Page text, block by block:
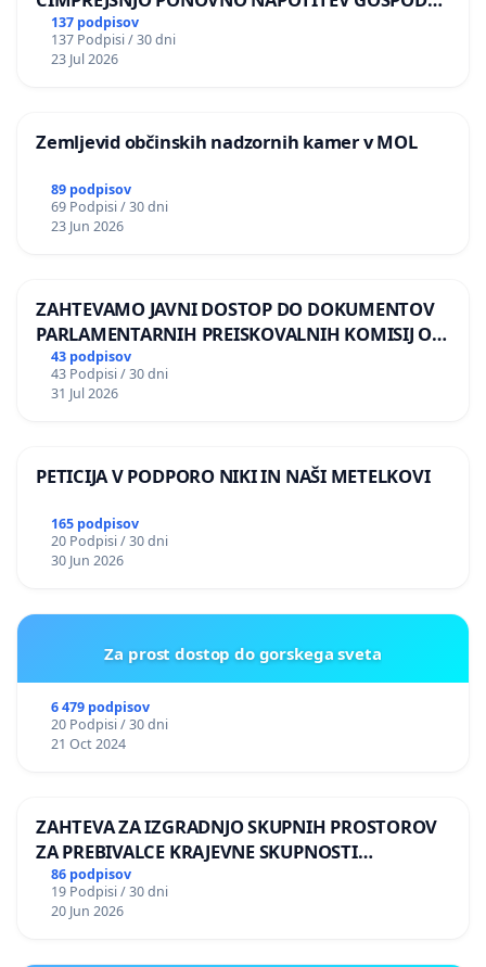
BERNARDA ŠRAJNERJA NA VELEPOSLANIŠTVO
REPUBLIKE SLOVENIJE V MOSKVI
137 podpisov
137 Podpisi / 30 dni
23 Jul 2026
Zemljevid občinskih nadzornih kamer v MOL
89 podpisov
69 Podpisi / 30 dni
23 Jun 2026
ZAHTEVAMO JAVNI DOSTOP DO DOKUMENTOV
PARLAMENTARNIH PREISKOVALNIH KOMISIJ O
ILEGALNI TRGOVINI Z OROŽJEM
43 podpisov
43 Podpisi / 30 dni
31 Jul 2026
PETICIJA V PODPORO NIKI IN NAŠI METELKOVI
165 podpisov
20 Podpisi / 30 dni
30 Jun 2026
Za prost dostop do gorskega sveta
6 479 podpisov
20 Podpisi / 30 dni
21 Oct 2024
ZAHTEVA ZA IZGRADNJO SKUPNIH PROSTOROV
ZA PREBIVALCE KRAJEVNE SKUPNOSTI
PRESTRANEK
86 podpisov
19 Podpisi / 30 dni
20 Jun 2026